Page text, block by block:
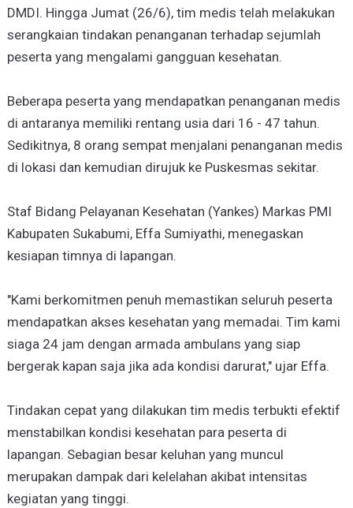
DMDI. Hingga Jumat (26/6), tim medis telah melakukan
serangkaian tindakan penanganan terhadap sejumlah
peserta yang mengalami gangguan kesehatan.
Beberapa peserta yang mendapatkan penanganan medis
di antaranya memiliki rentang usia dari 16 - 47 tahun.
Sedikitnya, 8 orang sempat menjalani penanganan medis
di lokasi dan kemudian dirujuk ke Puskesmas sekitar.
Staf Bidang Pelayanan Kesehatan (Yankes) Markas PMI
Kabupaten Sukabumi, Effa Sumiyathi, menegaskan
kesiapan timnya di lapangan.
"Kami berkomitmen penuh memastikan seluruh peserta
mendapatkan akses kesehatan yang memadai. Tim kami
siaga 24 jam dengan armada ambulans yang siap
bergerak kapan saja jika ada kondisi darurat," ujar Effa.
Tindakan cepat yang dilakukan tim medis terbukti efektif
menstabilkan kondisi kesehatan para peserta di
lapangan. Sebagian besar keluhan yang muncul
merupakan dampak dari kelelahan akibat intensitas
kegiatan yang tinggi.